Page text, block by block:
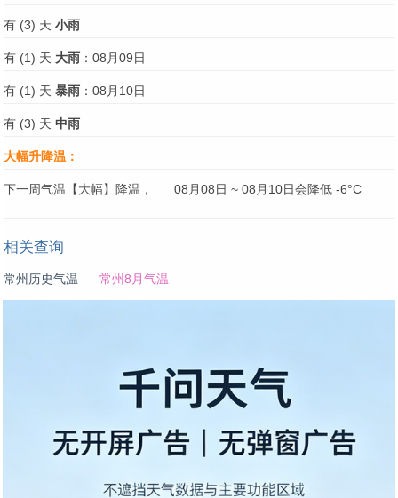
有 (3) 天 小雨
有 (1) 天 大雨 ：08月09日
有 (1) 天 暴雨 ：08月10日
有 (3) 天 中雨
大幅升降温：
下一周气温【大幅】降温， 08月08日 ~ 08月10日会降低 -6°C
相关查询
常州历史气温 常州8月气温